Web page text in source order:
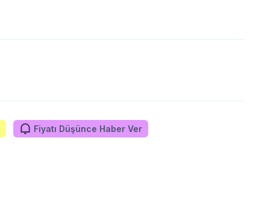
Fiyatı Düşünce Haber Ver